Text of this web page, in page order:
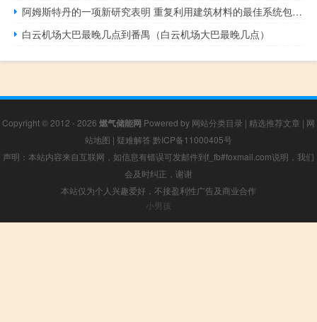
阿姆斯特丹的一项新研究表明 重复利用建筑材料的最佳系统包括本地存储
白云机场大巴最晚几点到番禺（白云机场大巴最晚几点）
Copyright © 2012 - 2026 燃气储能网 Powered by 网站分类目录 | 精选推荐文章 | 网
站地图 | 疑难解答 黔ICP备11000405号
声明：本站内容来自互联网，如信息有错误可发邮件到f_fb#foxmail.com说明，我们
会及时纠正，谢谢
本站仅为个人兴趣爱好，不接盈利性广告及商业合作
小男孩